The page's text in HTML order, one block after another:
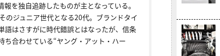
を独自追跡したものが主となっている。
のジュニア世代となる20代。ブランドタイ
語はさすがに時代錯誤とはなったが、信条
ち合わせている“ヤング・アット・ハー